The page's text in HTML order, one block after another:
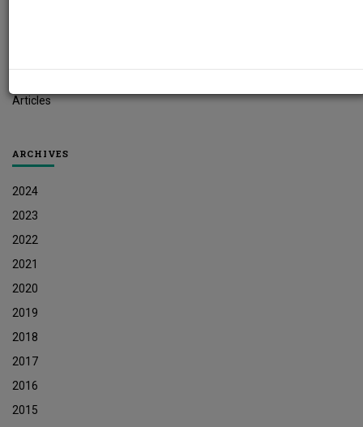
Articles
ARCHIVES
2024
2023
2022
2021
2020
2019
2018
2017
2016
2015